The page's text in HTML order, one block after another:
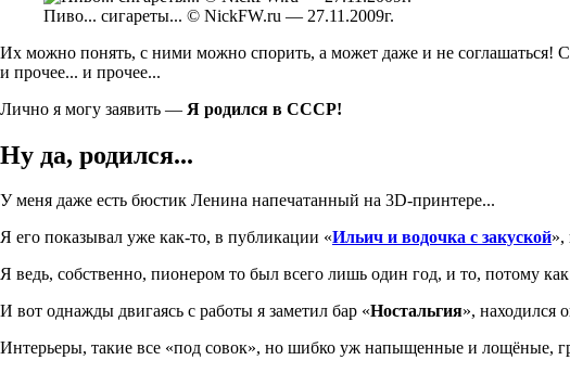
Пиво... сигареты... © NickFW.ru — 27.11.2009г.
Их можно понять, с ними можно спорить, а может даже и не соглашаться!
и прочее... и прочее...
Лично я могу заявить — Я родился в СССР!
Ну да, родился...
У меня даже есть бюстик Ленина напечатанный на 3D-принтере...
Я его показывал уже как-то, в публикации «Ильич и водочка с закуской»,
Я ведь, собственно, пионером то был всего лишь один год, и то, потому
И вот однажды двигаясь с работы я заметил бар «Ностальгия», находился
Интерьеры, такие все «под совок», но шибко уж напыщенные и лощёные,